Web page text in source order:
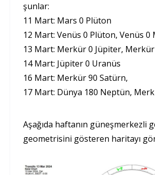
şunlar:
11 Mart: Mars 0 Plüton
12 Mart: Venüs 0 Plüton, Venüs 0
13 Mart: Merkür 0 Jüpiter,
14 Mart: Jüpiter 0 Uranüs
16 Mart: Merkür 90 Satürn,
17 Mart: Dünya 180 Neptün,
Aşağıda haftanın güneşmerkezli
geometrisini gösteren haritayı